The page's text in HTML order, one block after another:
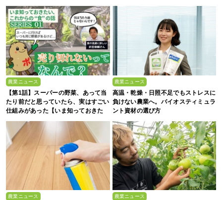
後編】
農業ニュース
【第1話】スーパーの野菜、あって当
たり前だと思っていたら、実はすごい
仕組みがあった【いま知っておきた
農業ニュース
高温・乾燥・日照不足でもストレスに
負けない農業へ。バイオスティミュラ
ント資材の選び方
農業ニュース 農業ニュース